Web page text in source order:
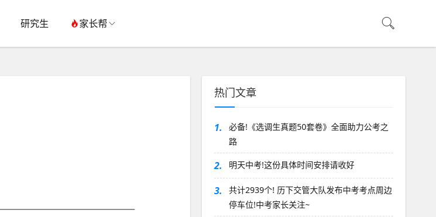
研究生 家长帮
热门文章
1.
必备!《选调生真题50套卷》全面助力公考之
路
2. 明天中考!这份具体时间安排请收好
3.
共计2939个! 历下交管大队发布中考考点周边
停车位!中考家长关注~